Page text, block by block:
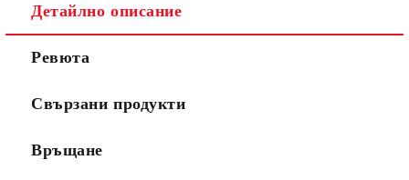
Детайлно описание
Ревюта
Свързани продукти
Връщане